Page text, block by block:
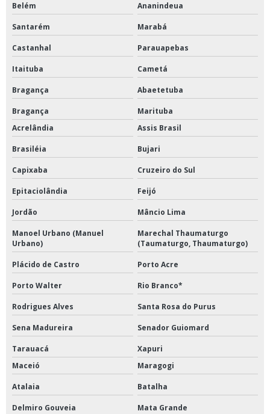
Belém Ananindeua
Santarém Marabá
Castanhal Parauapebas
Itaituba Cametá
Bragança Abaetetuba
Bragança
Marituba
Acrelândia
Assis Brasil
Brasiléia Bujari
Capixaba Cruzeiro do Sul
Epitaciolândia Feijó
Jordão Mâncio Lima
Manoel Urbano (Manuel
Urbano)
Marechal Thaumaturgo
(Taumaturgo, Thaumaturgo)
Plácido de Castro Porto Acre
Porto Walter Rio Branco*
Rodrigues Alves Santa Rosa do Purus
Sena Madureira Senador Guiomard
Tarauacá
Xapuri
Maceió
Maragogi
Atalaia Batalha
Delmiro Gouveia Mata Grande